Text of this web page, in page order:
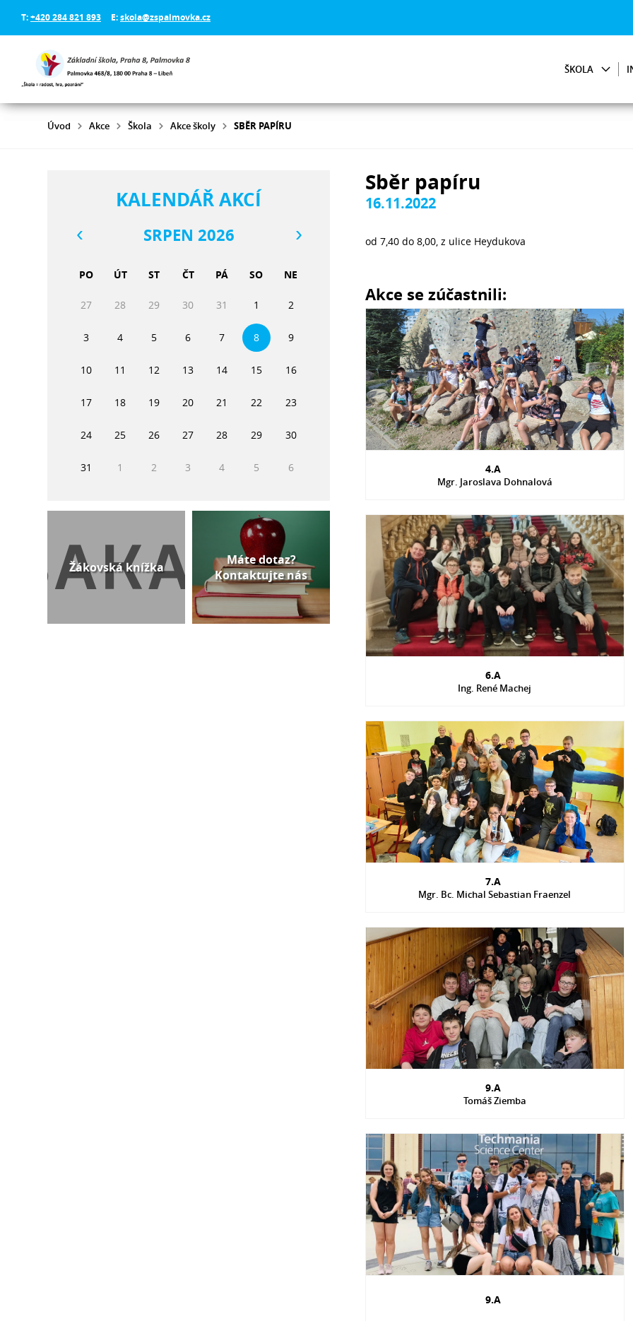
T:+420 284 821 893 E:skola@zspalmovka.cz
ŠKOLA
Úvod Akce Škola Akce školy SBĚR PAPÍRU
Sběr papíru
16.11.2022
od 7,40 do 8,00, z ulice Heydukova
Akce se zúčastnili:
4.A
Mgr. Jaroslava Dohnalová
6.A
Ing. René Machej
7.A
Mgr. Bc. Michal Sebastian Fraenzel
9.A
Tomáš Ziemba
9.A
KALENDÁŘ AKCÍ
SRPEN 2026
PO ÚT ST ČT PÁ SO NE
27 28 29 30 31 1 2
3 4 5 6 7 8 9
10 11 12 13 14 15 16
17 18 19 20 21 22 23
24 25 26 27 28 29 30
31 1 2 3 4 5 6
Žákovská knížka
Máte dotaz?
Kontaktujte nás